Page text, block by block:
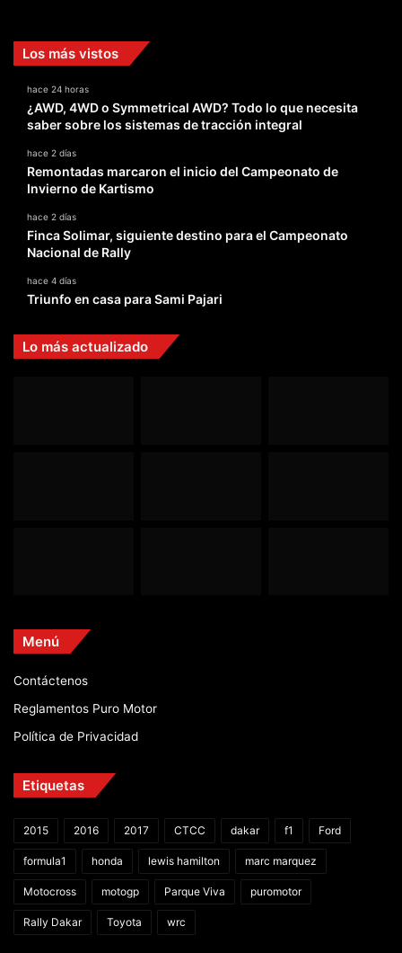
Los más vistos
hace 24 horas
¿AWD, 4WD o Symmetrical AWD? Todo lo que necesita
saber sobre los sistemas de tracción integral
hace 2 días
Remontadas marcaron el inicio del Campeonato de
Invierno de Kartismo
hace 2 días
Finca Solimar, siguiente destino para el Campeonato
Nacional de Rally
hace 4 días
Triunfo en casa para Sami Pajari
Lo más actualizado
Menú
Contáctenos
Reglamentos Puro Motor
Política de Privacidad
Etiquetas
2015 2016 2017 CTCC dakar f1 Ford
formula1 honda lewis hamilton marc marquez
Motocross motogp Parque Viva puromotor
Rally Dakar Toyota wrc